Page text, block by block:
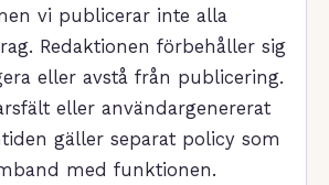
vi publicerar inte alla
Redaktionen förbehåller sig
eller avstå från publicering.
eller användargenererat
gäller separat policy som
med funktionen.